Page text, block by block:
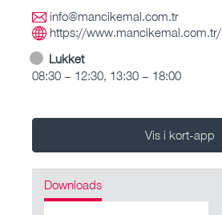
info@mancikemal.com.tr
https://www.mancikemal.com.tr/
Lukket
08:30 – 12:30, 13:30 – 18:00
Vis i kort-app
Downloads